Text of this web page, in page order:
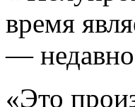
время
—
«Это